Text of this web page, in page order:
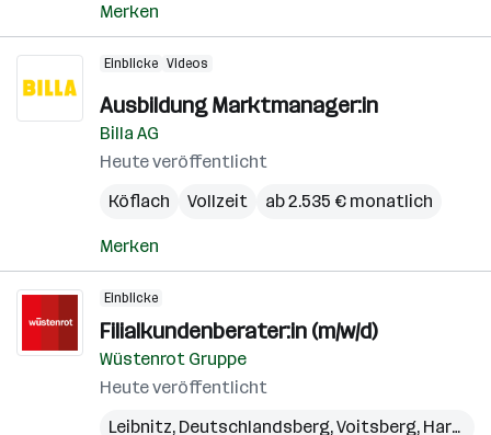
Merken
Einblicke Videos
Ausbildung Marktmanager:in
Billa AG
Heute veröffentlicht
Köflach
Vollzeit ab 2.535 € monatlich
Merken
Einblicke
Filialkundenberater:in (m/w/d)
Wüstenrot Gruppe
Heute veröffentlicht
Leibnitz, Deutschlandsberg,Voitsberg, Hartberg